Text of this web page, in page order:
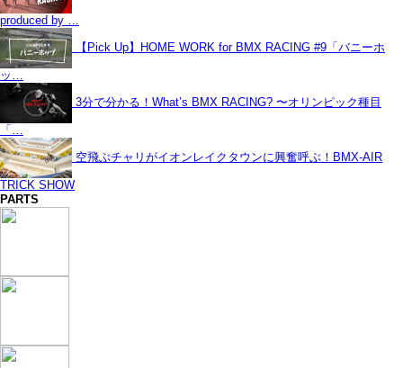
produced by …
【Pick Up】HOME WORK for BMX RACING #9「バニーホ
ッ…
3分で分かる！What’s BMX RACING? 〜オリンピック種目
「…
空飛ぶチャリがイオンレイクタウンに興奮呼ぶ！BMX-AIR
TRICK SHOW
PARTS